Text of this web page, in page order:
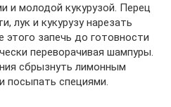
и молодой кукурузой. Перец
лук и кукурузу нарезать
этого запечь до готовности
переворачивая шампуры.
сбрызнуть лимонным
посыпать специями.